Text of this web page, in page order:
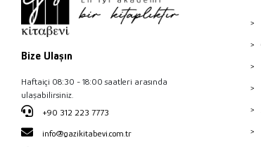
Bize Ulaşın
Haftaiçi 08:30 - 18:00 saatleri arasında
ulaşabilirsiniz.
+90 312 223 7773
info@gazikitabevi.com.tr